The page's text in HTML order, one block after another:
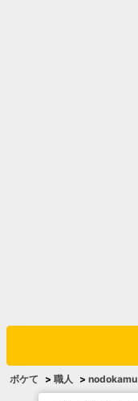
ボケて > 職人 > nodokamu